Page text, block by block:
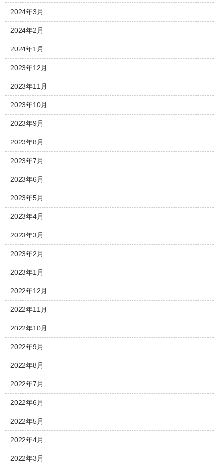
2024年3月
2024年2月
2024年1月
2023年12月
2023年11月
2023年10月
2023年9月
2023年8月
2023年7月
2023年6月
2023年5月
2023年4月
2023年3月
2023年2月
2023年1月
2022年12月
2022年11月
2022年10月
2022年9月
2022年8月
2022年7月
2022年6月
2022年5月
2022年4月
2022年3月